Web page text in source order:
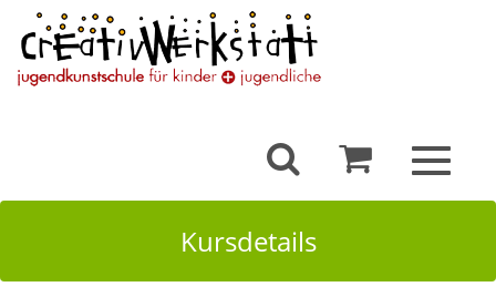
Toggle
Kursdetails